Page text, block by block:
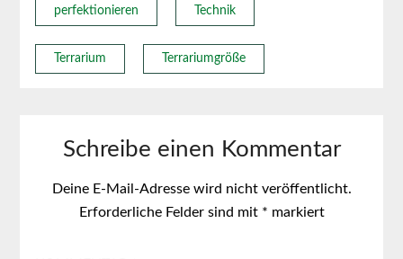
perfektionieren Technik
Terrarium Terrariumgröße
Schreibe einen Kommentar
Deine E-Mail-Adresse wird nicht veröffentlicht.
Erforderliche Felder sind mit * markiert